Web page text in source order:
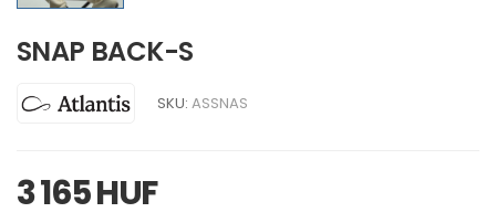
SNAP BACK-S
SKU: ASSNAS
3 165 HUF